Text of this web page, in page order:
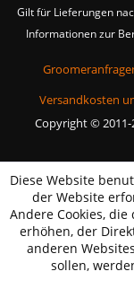
Gilt für Lieferungen
Informationen zur
Versandkosten
Copyright © 2011-
Diese Website
der Website
Andere Cookies,
erhöhen, der
anderen
sollen,